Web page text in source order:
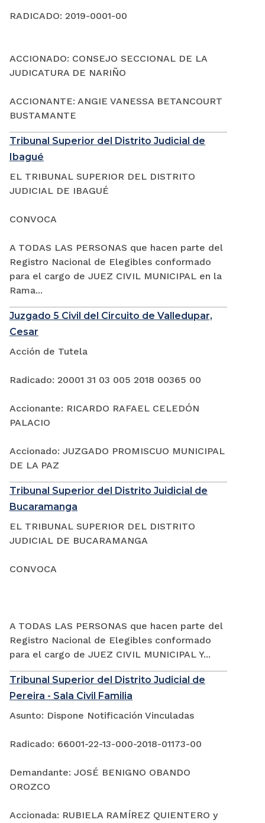
RADICADO: 2019-0001-00
ACCIONADO: CONSEJO SECCIONAL DE LA
JUDICATURA DE NARIÑO
ACCIONANTE: ANGIE VANESSA BETANCOURT
BUSTAMANTE
Tribunal Superior del Distrito Judicial de
Ibagué
EL TRIBUNAL SUPERIOR DEL DISTRITO
JUDICIAL DE IBAGUÉ
CONVOCA
A TODAS LAS PERSONAS que hacen parte del
Registro Nacional de Elegibles conformado
para el cargo de JUEZ CIVIL MUNICIPAL en la
Rama...
Juzgado 5 Civil del Circuito de Valledupar,
Cesar
Acción de Tutela
Radicado: 20001 31 03 005 2018 00365 00
Accionante: RICARDO RAFAEL CELEDÓN
PALACIO
Accionado: JUZGADO PROMISCUO MUNICIPAL
DE LA PAZ
Tribunal Superior del Distrito Juidicial de
Bucaramanga
EL TRIBUNAL SUPERIOR DEL DISTRITO
JUDICIAL DE BUCARAMANGA
CONVOCA
A TODAS LAS PERSONAS que hacen parte del
Registro Nacional de Elegibles conformado
para el cargo de JUEZ CIVIL MUNICIPAL Y...
Tribunal Superior del Distrito Judicial de
Pereira - Sala Civil Familia
Asunto: Dispone Notificación Vinculadas
Radicado: 66001-22-13-000-2018-01173-00
Demandante: JOSÉ BENIGNO OBANDO
OROZCO
Accionada: RUBIELA RAMÍREZ QUIENTERO y